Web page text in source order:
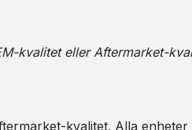
kvalitet eller Aftermarket-
kvalitet. Alla